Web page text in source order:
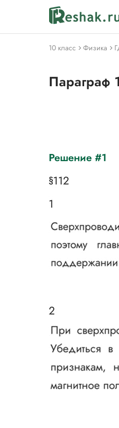
10 класс Физика
Параграф
Решение #1